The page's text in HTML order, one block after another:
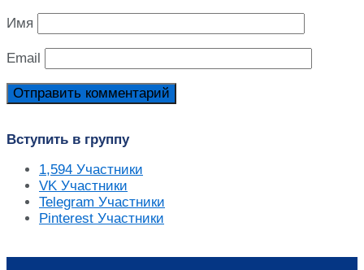
Имя
Email
Вступить в группу
1,594 Участники
VK Участники
Telegram Участники
Pinterest Участники